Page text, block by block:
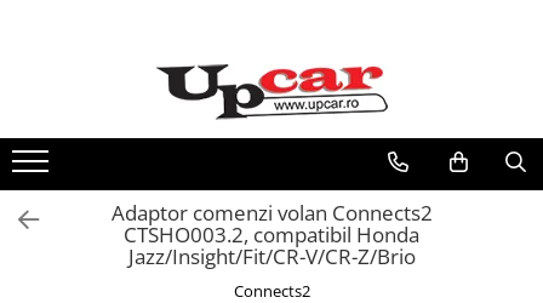
Aplice si Pendule
Electrocasnice Mici
Audio & Video
Adaptor comenzi volan Connects2
CTSHO003.2, compatibil Honda
Jazz/Insight/Fit/CR-V/CR-Z/Brio
Connects2